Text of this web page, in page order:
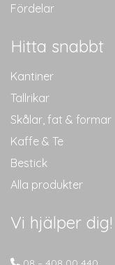
Fördelar
Hitta snabbt
Kantiner
Tallrikar
Skålar, fat & formar
Kaffe & Te
Bestick
Alla produkter
Vi hjälper dig!